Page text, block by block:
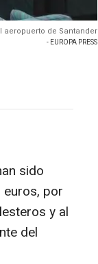
de Santander
- EUROPA PRESS
sido
por
y al
del